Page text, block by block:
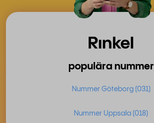
populära nummer
Nummer Göteborg (031)
Nummer Uppsala (018)